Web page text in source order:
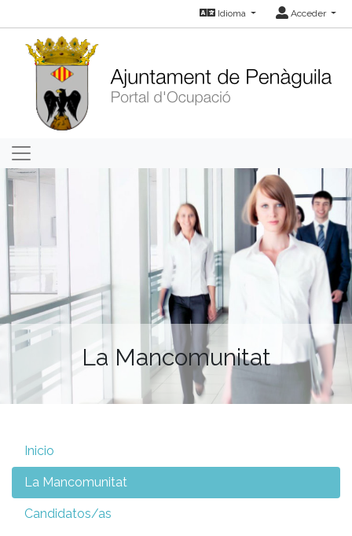
Idioma Acceder
La Mancomunitat
Inicio
La Mancomunitat
Candidatos/as